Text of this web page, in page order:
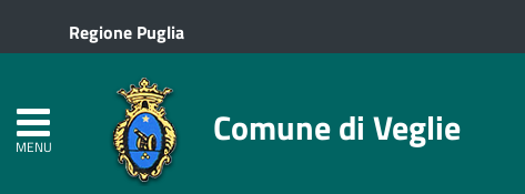
Regione Puglia
MENU Comune di Veglie